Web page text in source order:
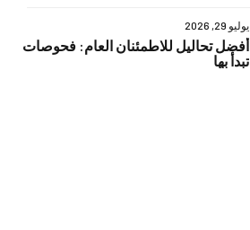
يوليو 29, 2026
أفضل تحاليل للاطمئنان العام: فحوصات
تبدأ بها